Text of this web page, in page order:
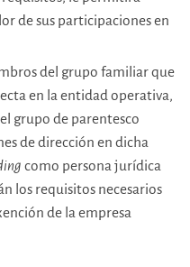
de sus participaciones en
del grupo familiar que
en la entidad operativa,
grupo de parentesco
de dirección en dicha
como persona jurídica
los requisitos necesarios
de la empresa